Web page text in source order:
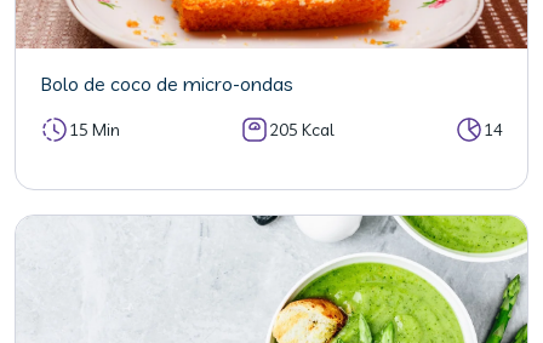
Bolo de coco de micro-ondas
15 Min 205 Kcal 14